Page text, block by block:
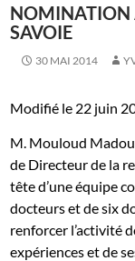
NOMINATION
SAVOIE
30 MAI 2014
Modifié le 22 juin
M. Mouloud
de Directeur de la
tête d’une équipe
docteurs et de six
renforcer l’activité
expériences et de